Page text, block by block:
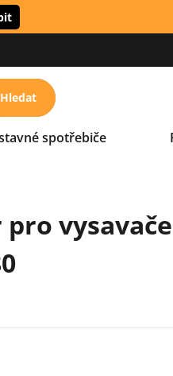
Hledat
spotřebiče
pro